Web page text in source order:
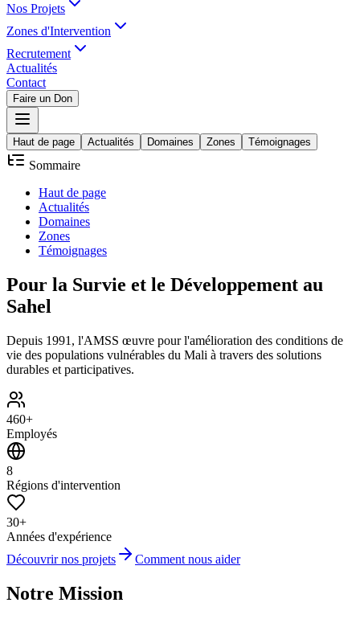
Nos Projets
Zones d'Intervention
Recrutement
Actualités
Contact
Faire un Don
Haut de page Actualités Domaines Zones Témoignages
Sommaire
Haut de page
Actualités
Domaines
Zones
Témoignages
Pour la Survie et le Développement au
Sahel
Depuis 1991, l'AMSS œuvre pour l'amélioration des conditions de
vie des populations vulnérables du Mali à travers des solutions
durables et participatives.
460+
Employés
8
Régions d'intervention
30+
Années d'expérience
Découvrir nos projets
Comment nous aider
Notre Mission